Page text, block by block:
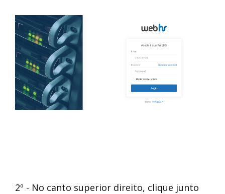
EMAIL:
PASSWORD:
Esqueceu a password?
Login
2º - No canto superior direito, clique junto
NOME:
informativo.